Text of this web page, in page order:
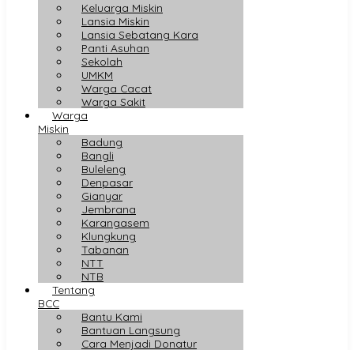
Keluarga Miskin
Lansia Miskin
Lansia Sebatang Kara
Panti Asuhan
Sekolah
UMKM
Warga Cacat
Warga Sakit
Warga
Miskin
Badung
Bangli
Buleleng
Denpasar
Gianyar
Jembrana
Karangasem
Klungkung
Tabanan
NTT
NTB
Tentang
BCC
Bantu Kami
Bantuan Langsung
Cara Menjadi Donatur